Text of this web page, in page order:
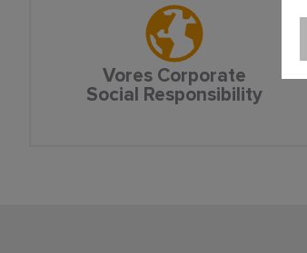
Vores Corporate
Social Responsibility